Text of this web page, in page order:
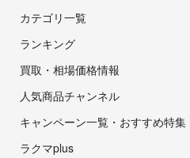
カテゴリ一覧
ランキング
買取・相場価格情報
人気商品チャンネル
キャンペーン一覧・おすすめ特集
ラクマplus